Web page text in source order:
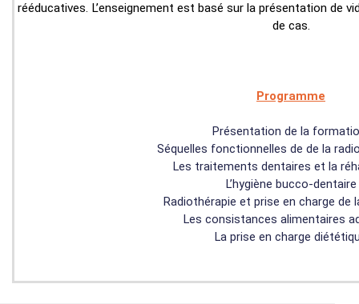
rééducatives. L’enseignement est basé sur la présentation de
de cas.
Programme
Présentation de la
Séquelles fonctionnelles de de la
Les traitements dentaires et la
L’hygiène bucco-dentaire
Radiothérapie et prise en charge de
Les consistances alimentaires
La prise en charge